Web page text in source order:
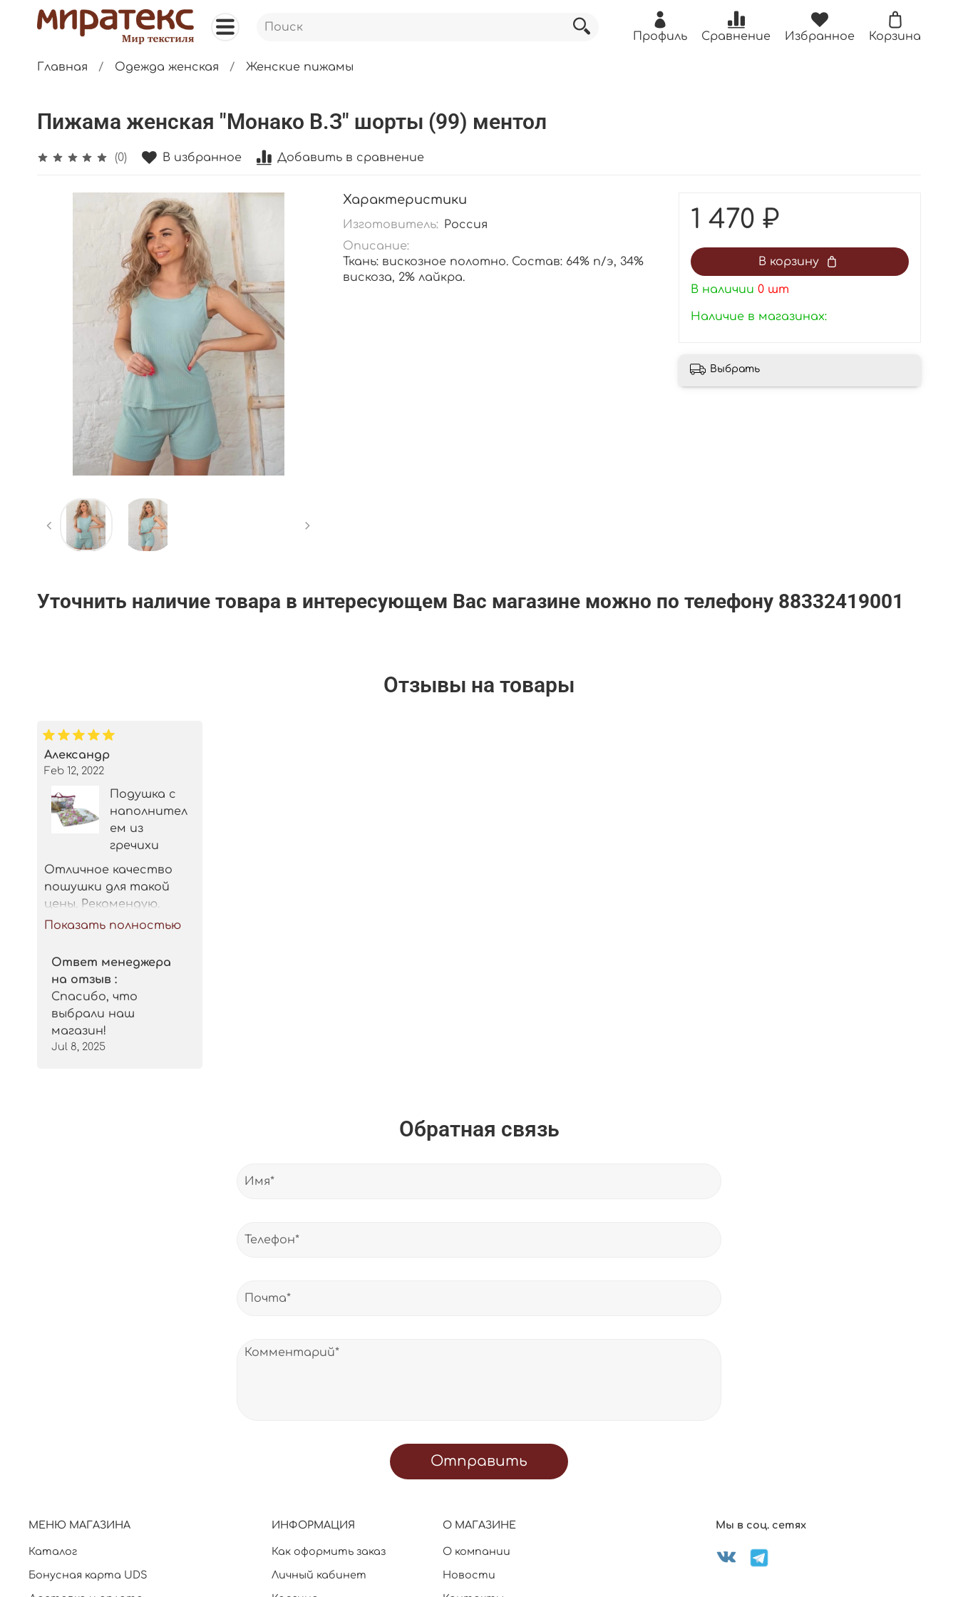
Профиль Сравнение Избранное Корзина
Главная Одежда женская Женские пижамы
Пижама женская "Монако В.З" шорты (99) ментол
(0) В избранное Добавить в сравнение
Характеристики
Изготовитель: Россия
Описание:
Ткань: вискозное полотно. Состав: 64% п/э, 34%
вискоза, 2% лайкра.
1 470 ₽
В корзину
В наличии 0 шт
Наличие в магазинах:
Выбрать
Уточнить наличие товара в интересующем Вас магазине можно по телефону 88332419001
Отзывы на товары
Александр
Feb 12, 2022
Подушка с
наполнител
ем из
гречихи
Отличное качество
пошушки для такой
цены. Рекомендую.
Показать полностью
Ответ менеджера
на отзыв :
Спасибо, что
выбрали наш
магазин!
Jul 8, 2025
Обратная связь
Отправить
МЕНЮ МАГАЗИНА
Каталог
Бонусная карта UDS
ИНФОРМАЦИЯ
Как оформить заказ
Личный кабинет
О МАГАЗИНЕ
О компании
Новости
Мы в соц. сетях